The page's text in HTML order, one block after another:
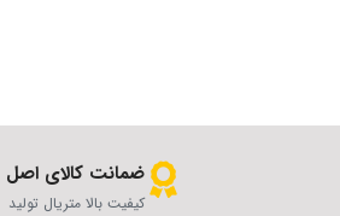
ضمانت کالای اصل
کیفیت بالا متریال تولید